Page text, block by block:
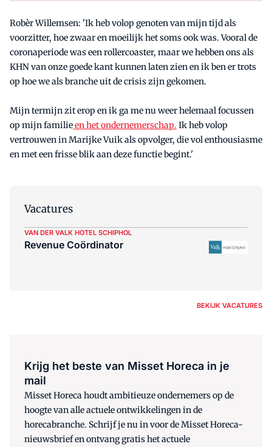
Robèr Willemsen: 'Ik heb volop genoten van mijn tijd als
voorzitter, hoe zwaar en moeilijk het soms ook was. Vooral de
coronaperiode was een rollercoaster, maar we hebben ons als
KHN van onze goede kant kunnen laten zien en ik ben er trots
op hoe we als branche uit de crisis zijn gekomen.
Mijn termijn zit erop en ik ga me nu weer helemaal focussen
op mijn familieen het ondernemerschap. Ik heb volop
vertrouwen in Marijke Vuik als opvolger, die vol enthousiasme
en met een frisse blik aan deze functie begint.'
Vacatures
VAN DER VALK HOTEL SCHIPHOL
Revenue Coördinator
BEKIJK VACATURES
Krijg het beste van Misset Horeca in je
mail
Misset Horeca houdt ambitieuze ondernemers op de
hoogte van alle actuele ontwikkelingen in de
horecabranche. Schrijf je nu in voor de Misset Horeca-
nieuwsbrief en ontvang gratis het actuele